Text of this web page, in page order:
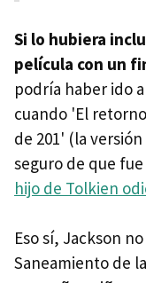
Si lo hubiera
película con un
podría haber ido
cuando 'El
de 201' (la
seguro de que
hijo de Tolkien
Eso sí, Jackson
Saneamiento de